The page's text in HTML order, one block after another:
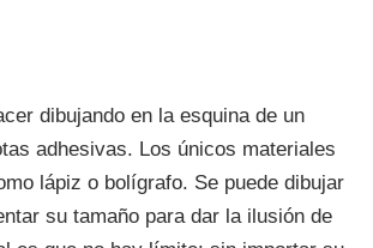
dibujando en la esquina de un
adhesivas. Los únicos materiales
lápiz o bolígrafo. Se puede dibujar
su tamaño para dar la ilusión de